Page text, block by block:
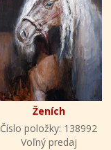
Ženích
Číslo položky: 138992
Voľný predaj